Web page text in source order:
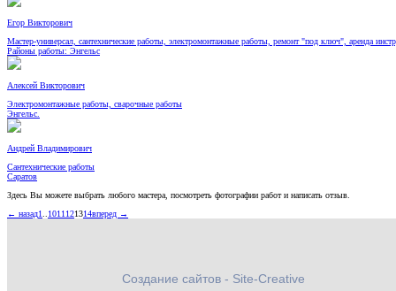
Егор Викторович
Мастер-универсал, сантехнические работы, электромонтажные работы, ремонт "под ключ", аренда
Районы работы: Энгельс
Алексей Викторович
Электромонтажные работы, сварочные работы
Энгельс.
Андрей Владимирович
Сантехнические работы
Саратов
Здесь Вы можете выбрать любого мастера, посмотреть фотографии работ и написать отзыв.
← назад1 1011 121314вперед →
Создание сайтов - Site-Creative